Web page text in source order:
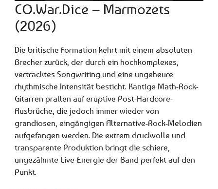
CO.War.Dice – Marmozets
(2026)
Die britische Formation kehrt mit einem absoluten
Brecher zurück, der durch ein hochkomplexes,
vertracktes Songwriting und eine ungeheure
rhythmische Intensität besticht. Kantige Math-Rock-
Gitarren prallen auf eruptive Post-Hardcore-
Ausbrüche, die jedoch immer wieder von
grandiosen, eingängigen Alternative-Rock-Melodien
aufgefangen werden. Die extrem druckvolle und
transparente Produktion bringt die schiere,
ungezähmte Live-Energie der Band perfekt auf den
Punkt.